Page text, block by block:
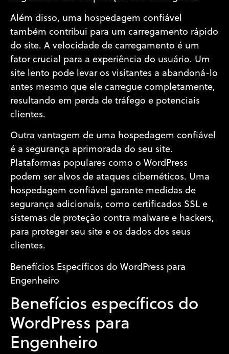
Além disso, uma hospedagem confiável
também contribui para um carregamento rápido
do site. A velocidade de carregamento é um
fator crucial para a experiência do usuário. Um
site lento pode levar os visitantes a abandoná-lo
antes mesmo que ele carregue completamente,
resultando em perda de tráfego e potenciais
clientes.
Outra vantagem de uma hospedagem confiável
é a segurança aprimorada do seu site.
Plataformas populares como o WordPress
podem ser alvos de ataques cibernéticos. Uma
hospedagem confiável garante medidas de
segurança adicionais, como certificados SSL e
sistemas de proteção contra malware e hackers,
para proteger seu site e os dados dos seus
clientes.
Benefícios Específicos do WordPress para
Engenheiro
Benefícios específicos do
WordPress para
Engenheiro